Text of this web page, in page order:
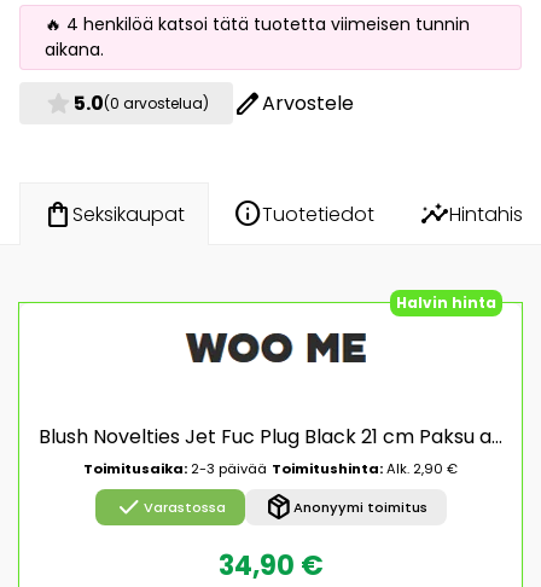
🔥 4 henkilöä katsoi tätä tuotetta viimeisen tunnin
aikana.
star 5.0(0 arvostelua) editArvostele
shopping_bagSeksikaupat infoTuotetiedot insights
Halvin hinta
Blush Novelties Jet Fuc Plug Black 21 cm Paksu anaalitappi
Toimitusaika: 2-3 päivää Toimitushinta:Alk. 2,90 €
check Varastossa package_2Anonyymi toimitus
34,90 €